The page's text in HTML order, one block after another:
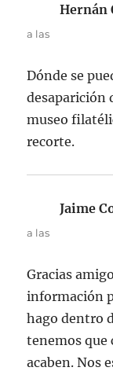
Hernán
a las
Dónde se
desaparición
museo
recorte.
Jaime
a las
Gracias
información
hago dentro
tenemos que
acaben. Nos